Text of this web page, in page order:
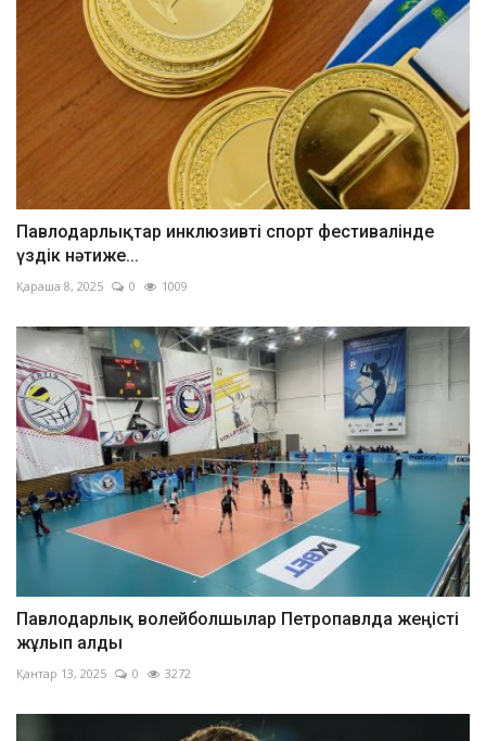
Павлодарлықтар инклюзивті спорт фестивалінде
үздік нәтиже...
Қараша 8, 2025 0 1009
Павлодарлық волейболшылар Петропавлда жеңісті
жұлып алды
Қантар 13, 2025 0 3272